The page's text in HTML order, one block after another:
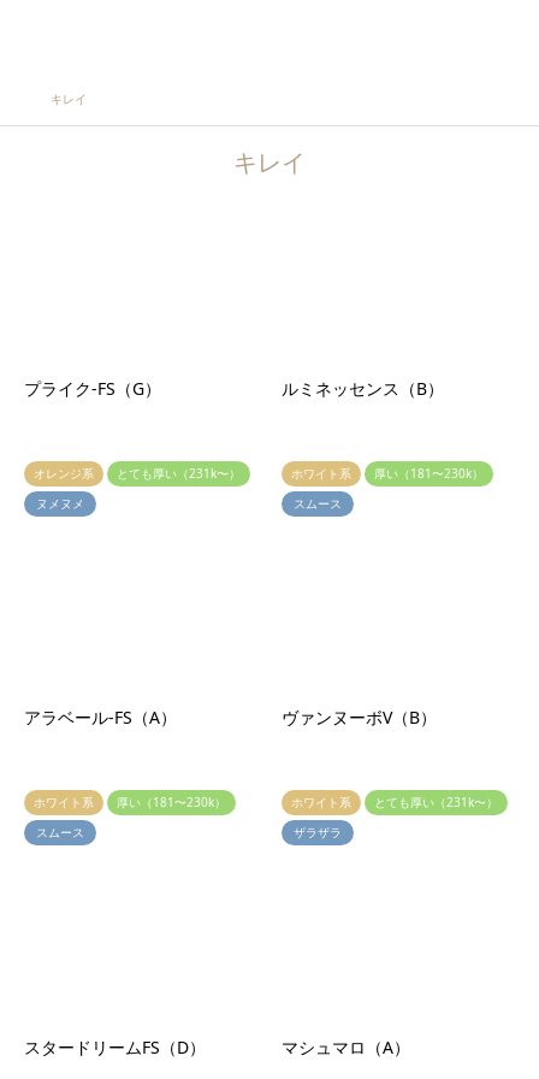
キレイ
キレイ
オレンジ系
とても厚い（231k〜）
ヌメヌメ
ホワイト系
厚い（181〜230k）
スムース
ホワイト系
厚い（181〜230k）
スムース
ホワイト系
とても厚い（231k〜）
ザラザラ